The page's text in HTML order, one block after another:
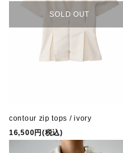
SOLD OUT
contour zip tops / ivory
16,500円(税込)